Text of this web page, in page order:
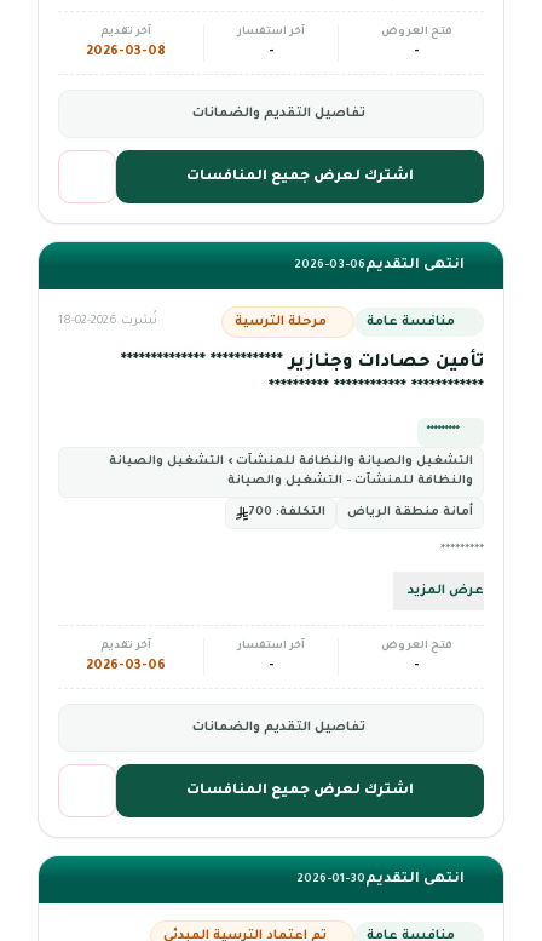
فتح العروض
-
آخر استفسار
-
آخر تقديم
2026-03-08
تفاصيل التقديم والضمانات
اشترك لعرض جميع المنافسات
انتهى التقديم2026-03-06
منافسة عامة مرحلة الترسية نُشرت 2026-02-18
تأمين حصادات وجنازير ************ **************
************ ************ **********
*********
التشغيل والصيانة والنظافة للمنشآت › التشغيل والصيانة
والنظافة للمنشآت - التشغيل والصيانة
أمانة منطقة الرياض التكلفة:
*********
عرض المزيد
فتح العروض
-
آخر استفسار
-
آخر تقديم
2026-03-06
تفاصيل التقديم والضمانات
اشترك لعرض جميع المنافسات
انتهى التقديم2026-01-30
منافسة عامة تم اعتماد الترسية المبدئي